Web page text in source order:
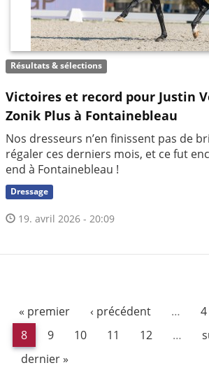
Résultats & sélections
Victoires et record pour Justin
Zonik Plus à Fontainebleau
Nos dresseurs n’en finissent pas de
régaler ces derniers mois, et ce fut
end à Fontainebleau !
Dressage
19. avril 2026 - 20:09
« premier ‹ précédent … 4
8
9 10 11 12 …
dernier »